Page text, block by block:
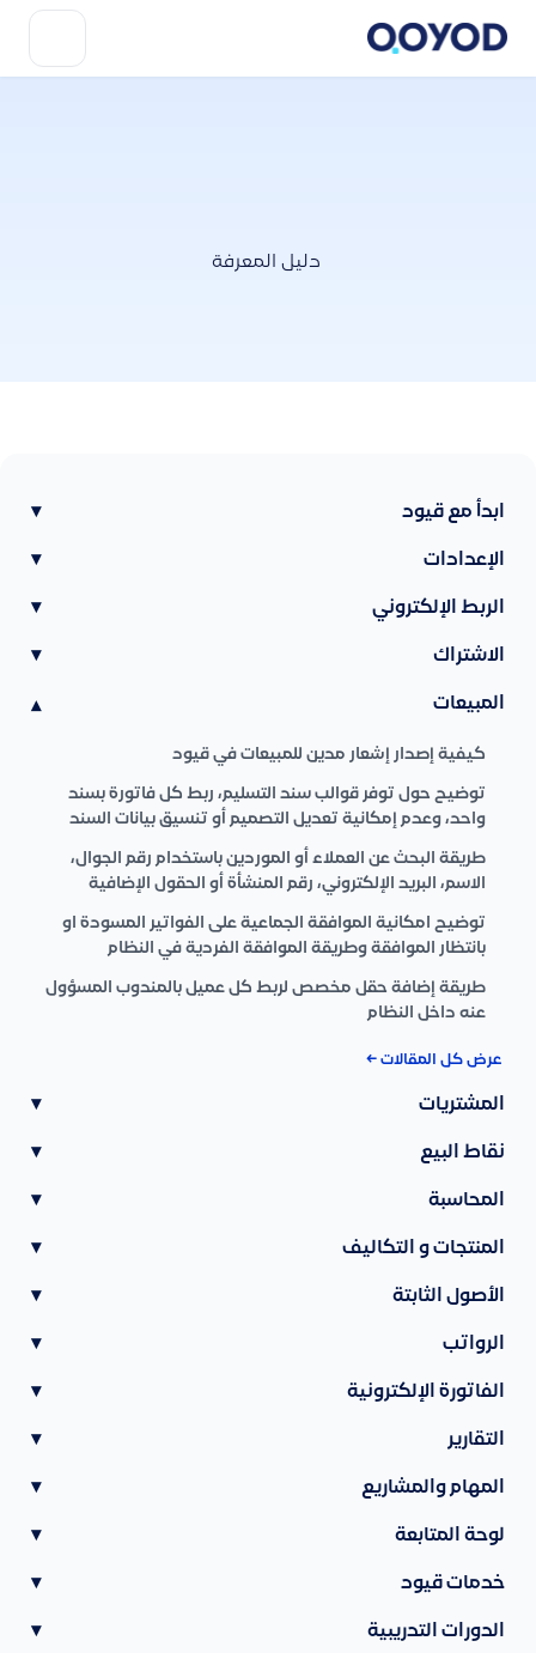
دليل المعرفة
ابدأ مع قيود ▾
الإعدادات ▾
الربط الإلكتروني ▾
الاشتراك ▾
المبيعات ▾
كيفية إصدار إشعار مدين للمبيعات في قيود
توضيح حول توفر قوالب سند التسليم، ربط كل فاتورة بسند
واحد، وعدم إمكانية تعديل التصميم أو تنسيق بيانات السند
طريقة البحث عن العملاء أو الموردين باستخدام رقم الجوال،
الاسم، البريد الإلكتروني، رقم المنشأة أو الحقول الإضافية
توضيح امكانية الموافقة الجماعية على الفواتير المسودة او
بانتظار الموافقة وطريقة الموافقة الفردية في النظام
طريقة إضافة حقل مخصص لربط كل عميل بالمندوب المسؤول
عنه داخل النظام
عرض كل المقالات ←
المشتريات ▾
نقاط البيع ▾
المحاسبة ▾
المنتجات و التكاليف ▾
الأصول الثابتة ▾
الرواتب ▾
الفاتورة الإلكترونية ▾
التقارير ▾
المهام والمشاريع ▾
لوحة المتابعة ▾
خدمات قيود ▾
الدورات التدريبية ▾